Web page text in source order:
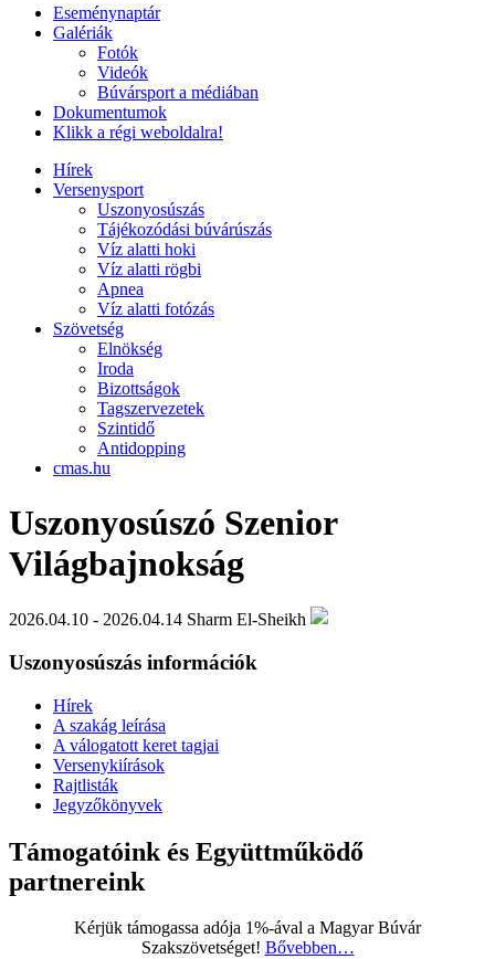
Eseménynaptár
Galériák
Fotók
Videók
Búvársport a médiában
Dokumentumok
Klikk a régi weboldalra!
Hírek
Versenysport
Uszonyosúszás
Tájékozódási búvárúszás
Víz alatti hoki
Víz alatti rögbi
Apnea
Víz alatti fotózás
Szövetség
Elnökség
Iroda
Bizottságok
Tagszervezetek
Szintidő
Antidopping
cmas.hu
Uszonyosúszó Szenior
Világbajnokság
2026.04.10 - 2026.04.14 Sharm El-Sheikh
Uszonyosúszás információk
Hírek
A szakág leírása
A válogatott keret tagjai
Versenykiírások
Rajtlisták
Jegyzőkönyvek
Támogatóink és Együttműködő
partnereink
Kérjük támogassa adója 1%-ával a Magyar Búvár
Szakszövetséget! Bővebben…